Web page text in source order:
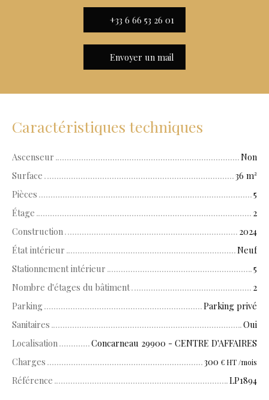
+33 6 66 53 26 01
Envoyer un mail
Caractéristiques techniques
Ascenseur
Non
Surface
36 m²
Pièces
5
Étage
2
Construction
2024
État intérieur
Neuf
Stationnement intérieur
5
Nombre d'étages du bâtiment
2
Parking
Parking privé
Sanitaires
Oui
Localisation
Concarneau 29900 - CENTRE D'AFFAIRES
Charges
300 € HT /mois
Référence LP1894